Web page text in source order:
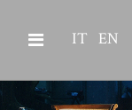
IT EN